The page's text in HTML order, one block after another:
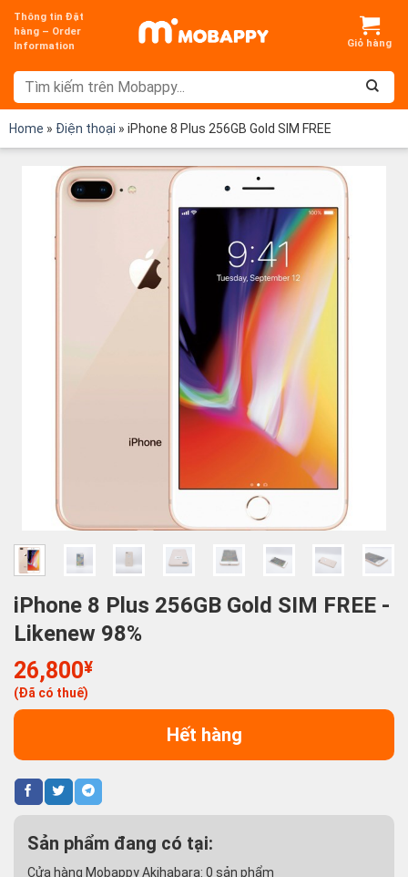
Chuyển
đến
dung
Thông tin Đặt
hàng – Order
Information
Home » Điện thoại » iPhone 8 Plus 256GB Gold SIM FREE
iPhone 8 Plus 256GB Gold SIM FREE -
Likenew 98%
26,800¥
(Đã có thuế)
Hết hàng
Sản phẩm đang có tại:
Cửa hàng Mobappy Akihabara: 0 sản phẩm